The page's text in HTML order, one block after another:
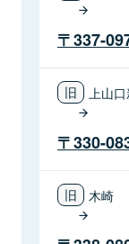
337-
上山
330-
木崎